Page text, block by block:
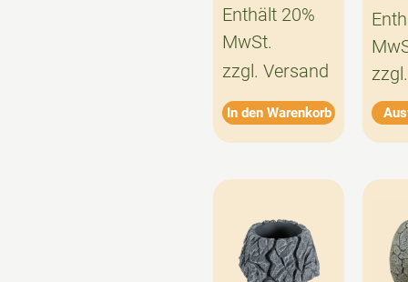
Enthält 20%
MwSt.
zzgl. Versand
In den Warenkorb